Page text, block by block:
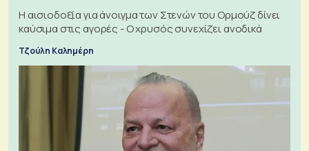
Η αισιοδοξία για άνοιγμα των Στενών του Ορμούζ δίνει
καύσιμα στις αγορές - Ο χρυσός συνεχίζει ανοδικά
Τζούλη Καλημέρη